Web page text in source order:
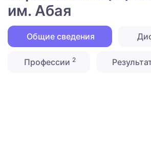
им. Абая
Общие сведения
Профессии 2